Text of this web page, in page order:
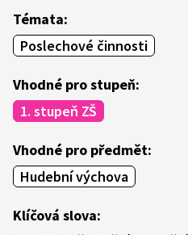
Témata:
Poslechové činnosti
Vhodné pro stupeň:
1. stupeň ZŠ
Vhodné pro předmět:
Hudební výchova
Klíčová slova: